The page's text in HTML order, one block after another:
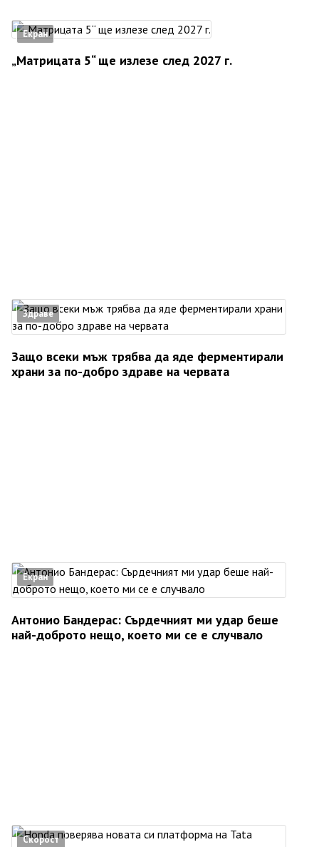
Екран
„Матрицата 5“ ще излезе след 2027 г.
Здраве
Защо всеки мъж трябва да яде ферментирали
храни за по-добро здраве на червата
Екран
Антонио Бандерас: Сърдечният ми удар беше
най-доброто нещо, което ми се е случвало
Скорост